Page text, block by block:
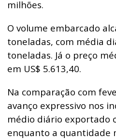
milhões.
O volume embarcado
toneladas, com média
toneladas. Já o preço
em US$ 5.613,40.
Na comparação com
avanço expressivo nos
médio diário exportado
enquanto a quantidade